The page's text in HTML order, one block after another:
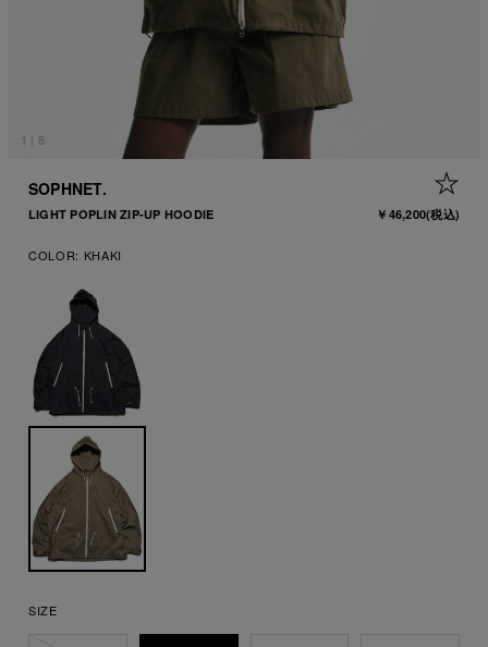
1 | 8
SOPHNET.
LIGHT POPLIN ZIP-UP HOODIE ￥46,200(税込)
COLOR: KHAKI
SIZE